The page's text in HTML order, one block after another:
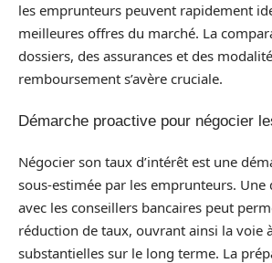
les emprunteurs peuvent rapidement
meilleures offres du marché. La
dossiers, des assurances et des
remboursement s’avère cruciale.
Démarche proactive pour négocier
Négocier son taux d’intérêt est une
sous-estimée par les emprunteurs. Une
avec les conseillers bancaires peut
réduction de taux, ouvrant ainsi la voie
substantielles sur le long terme. La